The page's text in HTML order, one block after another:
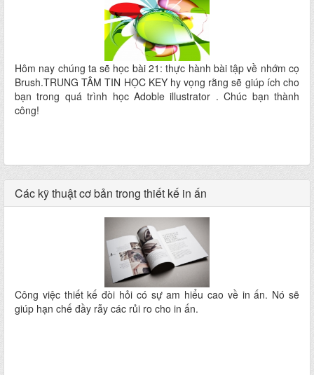
Hôm nay chúng ta sẽ học bài 21: thực hành bài tập về nhớm cọ
Brush.TRUNG TÂM TIN HỌC KEY hy vọng rằng sẽ giúp ích cho
bạn trong quá trình học Adoble illustrator . Chúc bạn thành
công!
Các kỹ thuật cơ bản trong thiết kế in ấn
Công việc thiết kế đòi hỏi có sự am hiểu cao về in ấn. Nó sẽ
giúp hạn chế đầy rẫy các rủi ro cho in ấn.